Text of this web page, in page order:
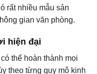
rất nhiều mẫu sản
gian văn phòng.
hiện đại
thể hoàn thành mọi
theo từng quy mô kinh